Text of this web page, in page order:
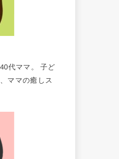
代ママ。 子ど
ママの癒しス